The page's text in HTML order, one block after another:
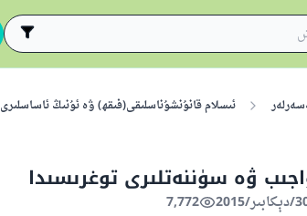
ئىسلام قانۇنشۇناسلىقى(فىقھ) ۋە ئۇنىڭ ئاساسلىرى
ۋە سۈننەتلىرى توغرىسىدا
7,772